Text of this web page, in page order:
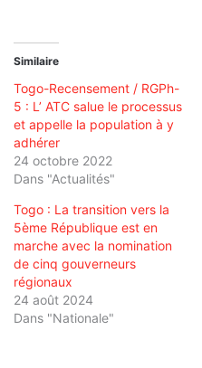
Similaire
Togo-Recensement / RGPh-
5 : L’ ATC salue le processus
et appelle la population à y
adhérer
24 octobre 2022
Dans "Actualités"
Togo : La transition vers la
5ème République est en
marche avec la nomination
de cinq gouverneurs
régionaux
24 août 2024
Dans "Nationale"